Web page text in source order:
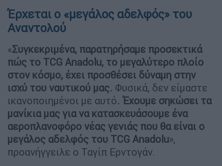
Έρχεται ο «μεγάλος αδελφός» του
Αναντολού
«Συγκεκριμένα, παρατηρήσαμε προσεκτικά
πώς το TCG Anadolu, το μεγαλύτερο πλοίο
στον κόσμο, έχει προσθέσει δύναμη στην
ισχύ του ναυτικού μας. Φυσικά, δεν είμαστε
ικανοποιημένοι με αυτό. Έχουμε σηκώσει τα
μανίκια μας για να κατασκευάσουμε ένα
αεροπλανοφόρο νέας γενιάς που θα είναι ο
μεγάλος αδελφός του TCG Anadolu»,
προανήγγειλε ο Ταγίπ Ερντογάν.